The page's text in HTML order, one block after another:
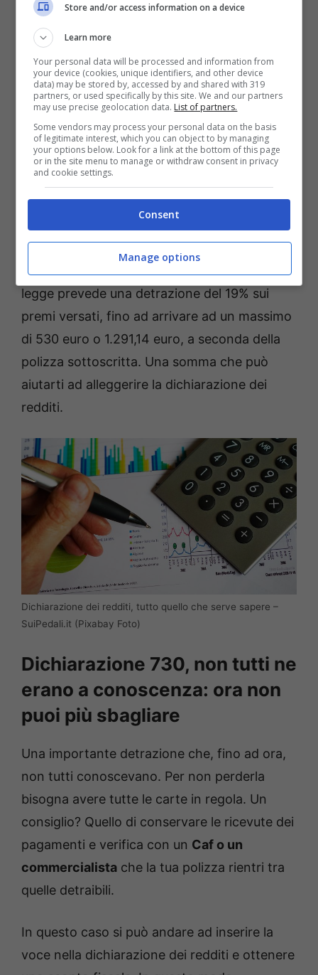
contesti si tratta di piccole modifiche. In altri
dei cambiamenti importanti. Le nuove
detrazioni non tutte le conoscono, ma le
stesse possono andare ad alleggerire non
poco ilcarico fiscale.
In questo 2025 si può andare a scaricare una
parte dei premi pagati per le polizze
assicurative. Ci riferiamo principalmente alle
assicurazioni sulla vita, infortuni ed ilrischio
di non autosufficienza
legge prevede una detrazione del 19% sui
premi versati, fino ad arrivare ad un massimo
di 530 euro o 1.291,14 euro, a seconda della
polizza sottoscritta. Una somma che può
aiutarti ad alleggerire la dichiarazione dei
redditi.
Dichiarazione dei redditi, tutto quello che serve sapere –
SuiPedali.it (Pixabay Foto)
Dichiarazione 730, non tutti ne
erano a conoscenza: ora non
puoi più sbagliare
Una importante detrazione che, fino ad ora,
non tutti conoscevano. Per non perderla
bisogna avere tutte le carte in regola. Un
consiglio? Quello di conservare le ricevute dei
pagamenti e verifica con un Caf o un
commercialista che la tua polizza rientri tra
quelle detraibili.
In questo caso si può andare ad inserire la
voce nella dichiarazione dei redditi e ottenere
Store and/or access information on a device
Learn more
Your personal data will be processed and information from
your device (cookies, unique identifiers, and other device
data) may be stored by, accessed by and shared with 319
partners, or used specifically by this site. We and our partners
may use precise geolocation data. List of partners.
Some vendors may process your personal data on the basis
of legitimate interest, which you can object to by managing
your options below. Look for a link at the bottom of this page
or in the site menu to manage or withdraw consent in privacy
and cookie settings.
Consent
Manage options